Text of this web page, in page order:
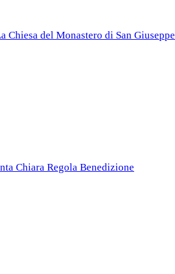
Chiesa del Monastero di San Giuseppe
Chiara Regola Benedizione